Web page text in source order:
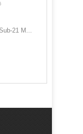
21 M...